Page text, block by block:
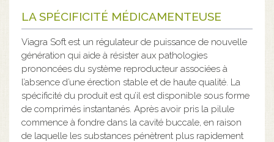
LA SPÉCIFICITÉ MÉDICAMENTEUSE
Viagra Soft est un régulateur de puissance de nouvelle
génération qui aide à résister aux pathologies
prononcées du système reproducteur associées à
l’absence d’une érection stable et de haute qualité. La
spécificité du produit est qu’il est disponible sous forme
de comprimés instantanés. Après avoir pris la pilule
commence à fondre dans la cavité buccale, en raison
de laquelle les substances pénètrent plus rapidement